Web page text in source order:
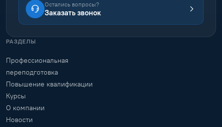
Остались вопросы?
Заказать звонок
РАЗДЕЛЫ
Профессиональная
переподготовка
Повышение квалификации
Курсы
О компании
Новости